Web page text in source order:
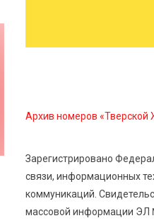
Голубев проверил
сентября
6 Авг 2026 15:01
Архив номеров «Тверской
Зарегистрировано
связи, информационных
коммуникаций.
массовой информации ЭЛ